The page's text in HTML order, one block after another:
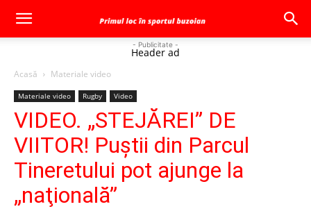
- Publicitate -
Header ad
Acasă Materiale video
Materiale video Rugby Video
VIDEO. „STEJĂREI” DE
VIITOR! Puştii din Parcul
Tineretului pot ajunge la
„naţională”